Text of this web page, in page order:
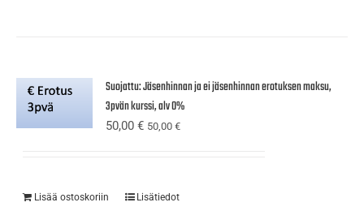
Suojattu: Jäsenhinnan ja ei jäsenhinnan erotuksen maksu,
3pvän kurssi, alv 0%
50,00€ 50,00€
Lisää ostoskoriin Lisätiedot